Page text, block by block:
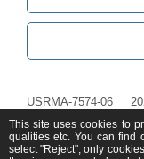
USRMA-7574-06
This site uses cookies to
qualities etc. You can find
select "Reject", only